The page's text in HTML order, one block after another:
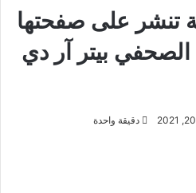
تنشر على صفحتها
الصحفي بيتر آر دي
دقيقة واحدة
تيلقرام